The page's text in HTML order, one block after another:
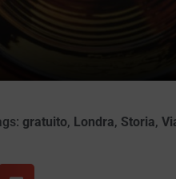
gratuito, Londra, Storia,